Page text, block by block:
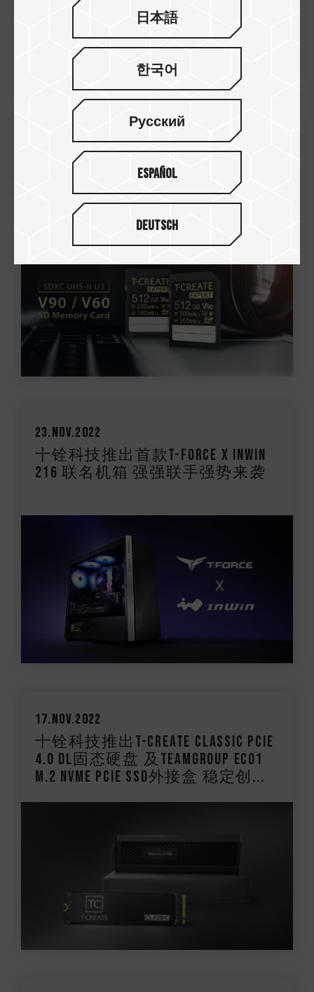
30.Nov.2022
十铨科技推出创作者T-CREATE
EXPERT引领者SDXC UHS-II U3 V90及
V60二款存储卡：为高阶影像创...
23.Nov.2022
十铨科技推出首款T-FORCE x InWin
216 联名机箱 强强联手强势来袭
17.Nov.2022
十铨科技推出T-CREATE CLASSIC PCIe
4.0 DL固态硬盘 及TEAMGROUP EC01
M.2 NVMe PCIe SSD外接盒 稳定创...
日本語
한국어
Русский
Español
Deutsch